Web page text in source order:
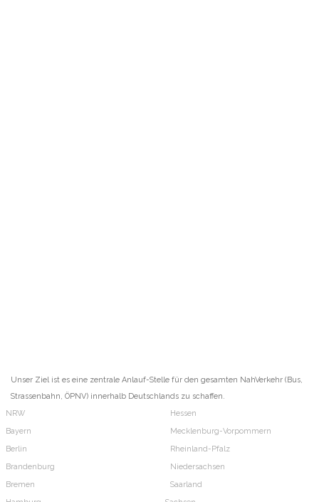
Unser Ziel ist es eine zentrale Anlauf-Stelle für den gesamten NahVerkehr (Bus,
Strassenbahn, ÖPNV) innerhalb Deutschlands zu schaffen.
NRW
Bayern
Berlin
Brandenburg
Bremen
Hessen
Mecklenburg-Vorpommern
Rheinland-Pfalz
Niedersachsen
Saarland